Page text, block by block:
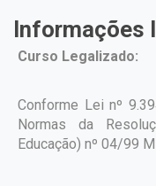
Informações
Curso Legalizado:
Conforme Lei nº
Normas da
Educação) nº 04/99